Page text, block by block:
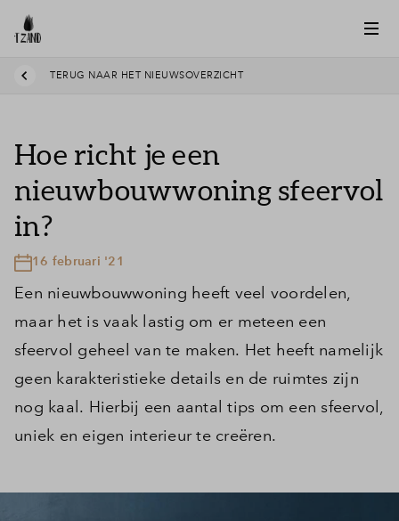
TERUG NAAR HET NIEUWSOVERZICHT
Hoe richt je een
nieuwbouwwoning sfeervol
in?
16 februari '21
Een nieuwbouwwoning heeft veel voordelen,
maar het is vaak lastig om er meteen een
sfeervol geheel van te maken. Het heeft namelijk
geen karakteristieke details en de ruimtes zijn
nog kaal. Hierbij een aantal tips om een sfeervol,
uniek en eigen interieur te creëren.